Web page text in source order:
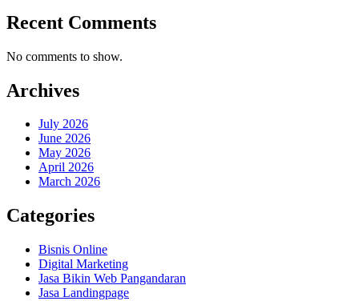
Recent Comments
No comments to show.
Archives
July 2026
June 2026
May 2026
April 2026
March 2026
Categories
Bisnis Online
Digital Marketing
Jasa Bikin Web Pangandaran
Jasa Landingpage